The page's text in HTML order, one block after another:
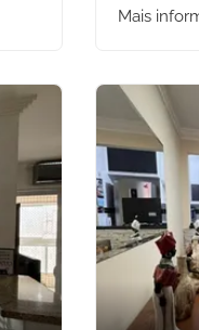
Mais